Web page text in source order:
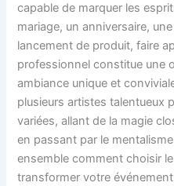
capable de marquer les
mariage, un anniversaire,
lancement de produit, faire
professionnel constitue une
ambiance unique et
plusieurs artistes talentueux
variées, allant de la magie
en passant par le
ensemble comment choisir
transformer votre